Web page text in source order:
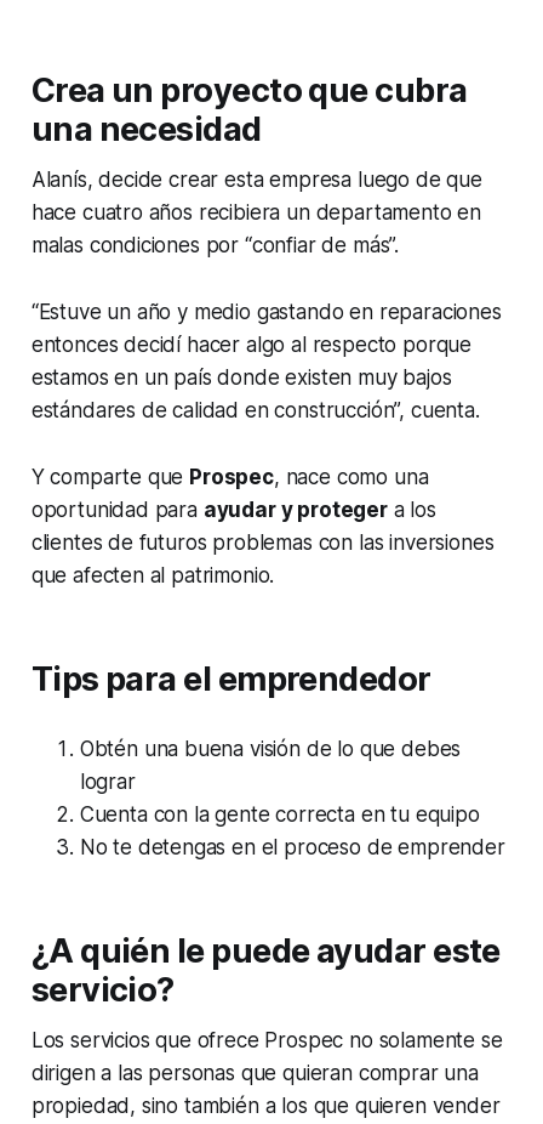
Crea un proyecto que cubra
una necesidad
Alanís, decide crear esta empresa luego de que
hace cuatro años recibiera un departamento en
malas condiciones por “confiar de más”.
“Estuve un año y medio gastando en reparaciones
entonces decidí hacer algo al respecto porque
estamos en un país donde existen muy bajos
estándares de calidad en construcción”, cuenta.
Y comparte que Prospec, nace como una
oportunidad para ayudar y protegera los
clientes de futuros problemas con las inversiones
que afecten al patrimonio.
Tips para el emprendedor
Obtén una buena visión de lo que debes
lograr
Cuenta con la gente correcta en tu equipo
No te detengas en el proceso de emprender
¿A quién le puede ayudar este
servicio?
Los servicios que ofrece Prospec no solamente se
dirigen a las personas que quieran comprar una
propiedad, sino también a los que quieren vender